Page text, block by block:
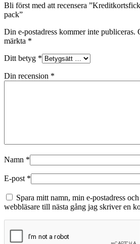
Bli först med att recensera
pack”
Din e-postadress kommer inte publiceras.
märkta *
Ditt betyg *
Din recension *
Namn *
E-post *
Spara mitt namn, min e-postadress
webbläsare till nästa gång jag skriver en